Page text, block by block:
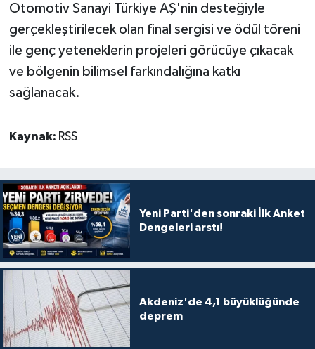
Otomotiv Sanayi Türkiye AŞ'nin desteğiyle
gerçekleştirilecek olan final sergisi ve ödül töreni
ile genç yeteneklerin projeleri görücüye çıkacak
ve bölgenin bilimsel farkındalığına katkı
sağlanacak.
Kaynak: RSS
Yeni Parti'den sonraki İlk Anket
Dengeleri arstı!
Akdeniz'de 4,1 büyüklüğünde
deprem